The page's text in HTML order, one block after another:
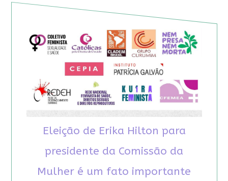
Eleição de Erika Hilton para
presidente da Comissão da
Mulher é um fato importante